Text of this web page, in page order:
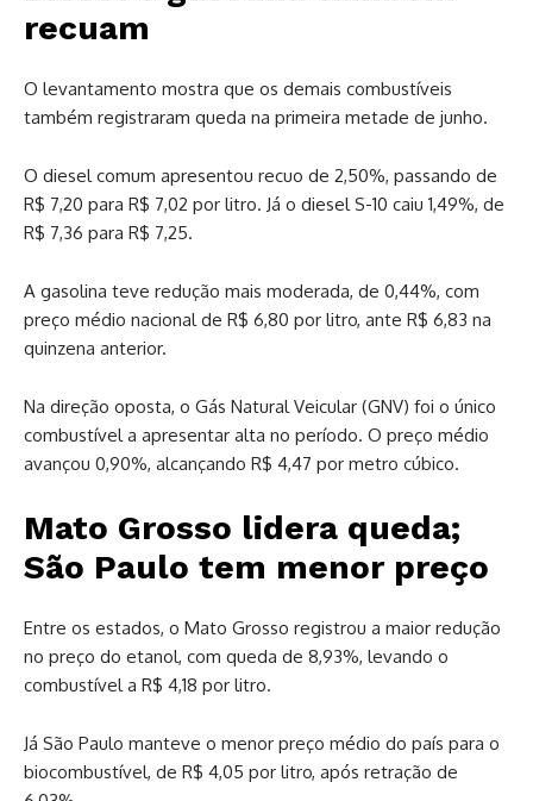
recuam
O levantamento mostra que os demais combustíveis
também registraram queda na primeira metade de junho.
O diesel comum apresentou recuo de 2,50%, passando de
R$ 7,20 para R$ 7,02 por litro. Já o diesel S-10 caiu 1,49%, de
R$ 7,36 para R$ 7,25.
A gasolina teve redução mais moderada, de 0,44%, com
preço médio nacional de R$ 6,80 por litro, ante R$ 6,83 na
quinzena anterior.
Na direção oposta, o Gás Natural Veicular (GNV) foi o único
combustível a apresentar alta no período. O preço médio
avançou 0,90%, alcançando R$ 4,47 por metro cúbico.
Mato Grosso lidera queda;
São Paulo tem menor preço
Entre os estados, o Mato Grosso registrou a maior redução
no preço do etanol, com queda de 8,93%, levando o
combustível a R$ 4,18 por litro.
Já São Paulo manteve o menor preço médio do país para o
biocombustível, de R$ 4,05 por litro, após retração de